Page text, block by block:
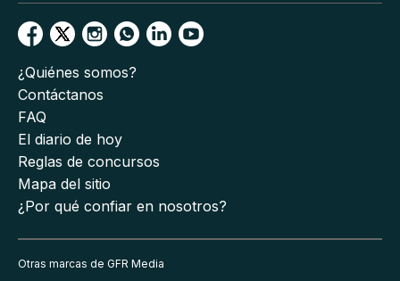
¿Quiénes somos?
Contáctanos
FAQ
El diario de hoy
Reglas de concursos
Mapa del sitio
¿Por qué confiar en nosotros?
Otras marcas de GFR Media